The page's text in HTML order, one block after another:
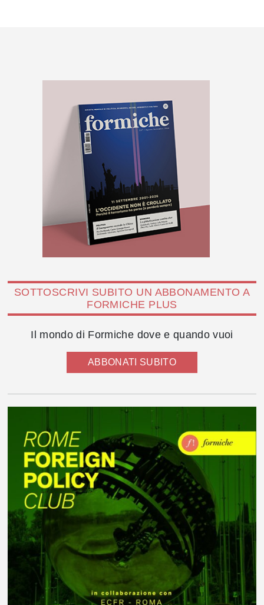
SOTTOSCRIVI SUBITO UN ABBONAMENTO A
FORMICHE PLUS
Il mondo di Formiche dove e quando vuoi
ABBONATI SUBITO